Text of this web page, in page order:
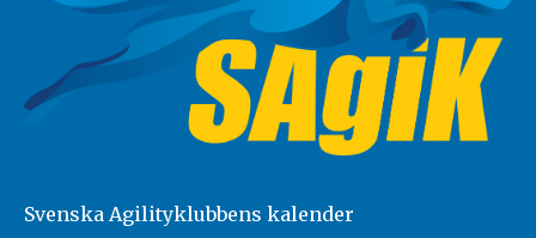
Svenska Agilityklubbens kalender